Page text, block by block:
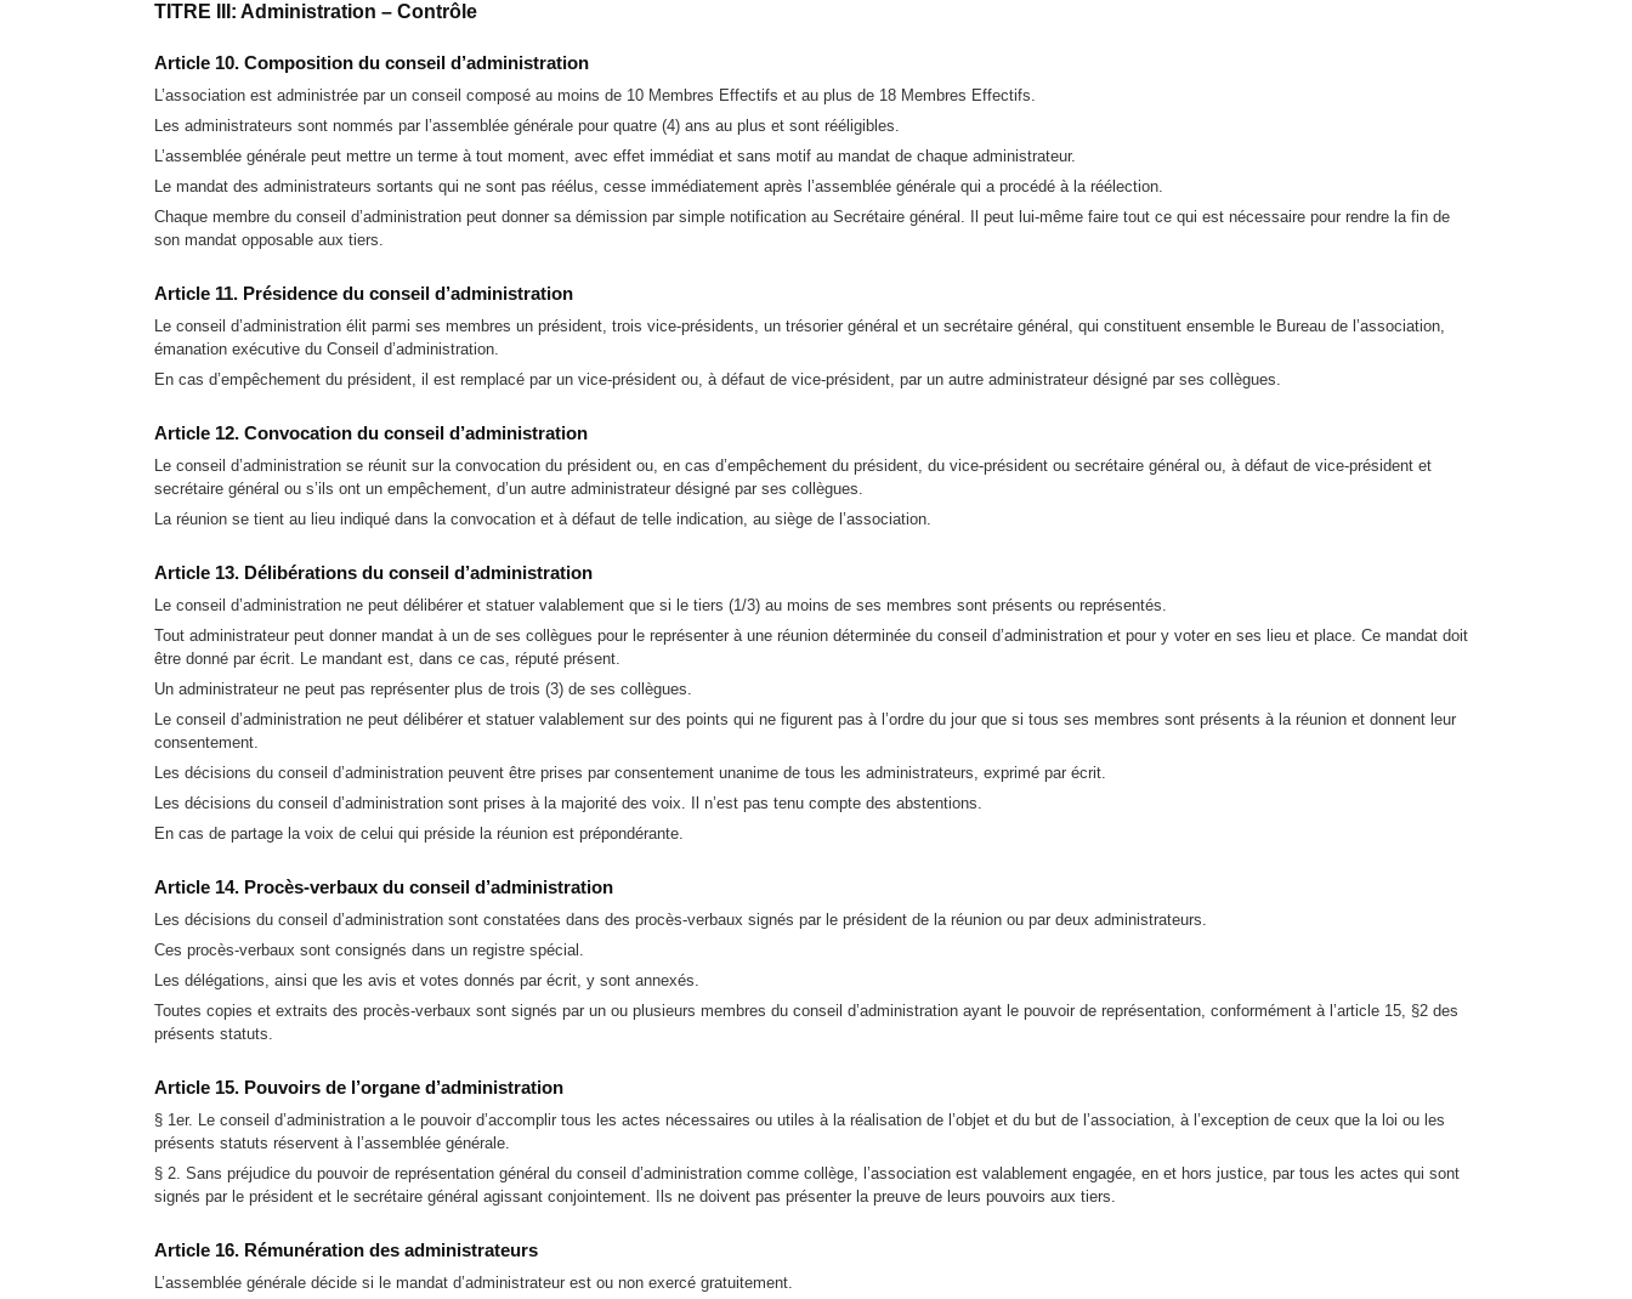
TITRE III: Administration – Contrôle
Article 10. Composition du conseil d’administration
L’association est administrée par un conseil composé au moins de 10 Membres Effectifs et au plus de 18 Membres Effectifs.
Les administrateurs sont nommés par l’assemblée générale pour quatre (4) ans au plus et sont rééligibles.
L’assemblée générale peut mettre un terme à tout moment, avec effet immédiat et sans motif au mandat de chaque administrateur.
Le mandat des administrateurs sortants qui ne sont pas réélus, cesse immédiatement après l’assemblée générale qui a procédé à la réélection.
Chaque membre du conseil d’administration peut donner sa démission par simple notification au Secrétaire général. Il peut lui-même faire tout ce qui est nécessaire pour rendre la fin de
son mandat opposable aux tiers.
Article 11. Présidence du conseil d’administration
Le conseil d’administration élit parmi ses membres un président, trois vice-présidents, un trésorier général et un secrétaire général, qui constituent ensemble le Bureau de l’association,
émanation exécutive du Conseil d’administration.
En cas d’empêchement du président, il est remplacé par un vice-président ou, à défaut de vice-président, par un autre administrateur désigné par ses collègues.
Article 12. Convocation du conseil d’administration
Le conseil d’administration se réunit sur la convocation du président ou, en cas d’empêchement du président, du vice-président ou secrétaire général ou, à défaut de vice-président et
secrétaire général ou s’ils ont un empêchement, d’un autre administrateur désigné par ses collègues.
La réunion se tient au lieu indiqué dans la convocation et à défaut de telle indication, au siège de l’association.
Article 13. Délibérations du conseil d’administration
Le conseil d’administration ne peut délibérer et statuer valablement que si le tiers (1/3) au moins de ses membres sont présents ou représentés.
Tout administrateur peut donner mandat à un de ses collègues pour le représenter à une réunion déterminée du conseil d’administration et pour y voter en ses lieu et place. Ce mandat doit
être donné par écrit. Le mandant est, dans ce cas, réputé présent.
Un administrateur ne peut pas représenter plus de trois (3) de ses collègues.
Le conseil d’administration ne peut délibérer et statuer valablement sur des points qui ne figurent pas à l’ordre du jour que si tous ses membres sont présents à la réunion et donnent leur
consentement.
Les décisions du conseil d’administration peuvent être prises par consentement unanime de tous les administrateurs, exprimé par écrit.
Les décisions du conseil d’administration sont prises à la majorité des voix. Il n’est pas tenu compte des abstentions.
En cas de partage la voix de celui qui préside la réunion est prépondérante.
Article 14. Procès-verbaux du conseil d’administration
Les décisions du conseil d’administration sont constatées dans des procès-verbaux signés par le président de la réunion ou par deux administrateurs.
Ces procès-verbaux sont consignés dans un registre spécial.
Les délégations, ainsi que les avis et votes donnés par écrit, y sont annexés.
Toutes copies et extraits des procès-verbaux sont signés par un ou plusieurs membres du conseil d’administration ayant le pouvoir de représentation, conformément à l’article 15, §2 des
présents statuts.
Article 15. Pouvoirs de l’organe d’administration
§ 1er. Le conseil d’administration a le pouvoir d’accomplir tous les actes nécessaires ou utiles à la réalisation de l’objet et du but de l’association, à l’exception de ceux que la loi ou les
présents statuts réservent à l’assemblée générale.
§ 2. Sans préjudice du pouvoir de représentation général du conseil d’administration comme collège, l’association est valablement engagée, en et hors justice, par tous les actes qui sont
signés par le président et le secrétaire général agissant conjointement. Ils ne doivent pas présenter la preuve de leurs pouvoirs aux tiers.
Article 16. Rémunération des administrateurs
L’assemblée générale décide si le mandat d’administrateur est ou non exercé gratuitement.